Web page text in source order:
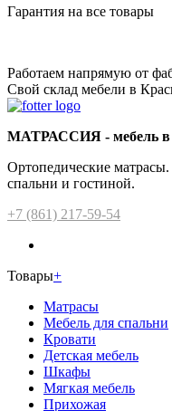
Гарантия на все товары
Работаем напрямую от
Свой склад мебели в
МАТРАССИЯ - мебель в
Ортопедические
спальни и гостиной.
+7 (861) 217-59-54
Товары+
Матрасы
Мебель для спальни
Кровати
Детская мебель
Шкафы
Мягкая мебель
Прихожая